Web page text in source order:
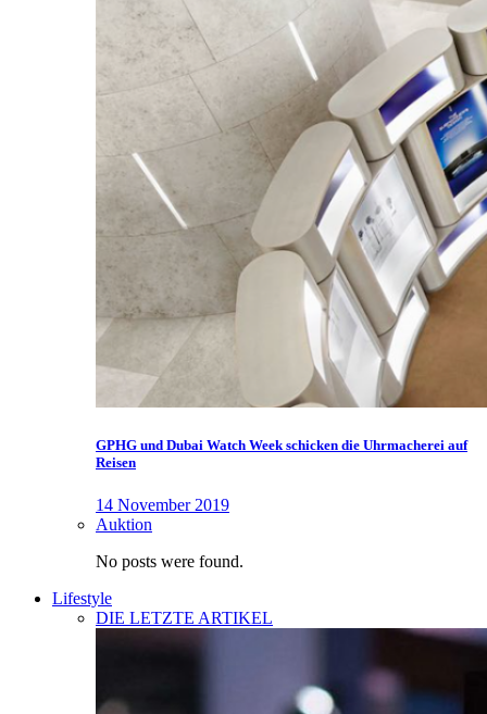
GPHG und Dubai Watch Week schicken die Uhrmacherei auf
Reisen
14 November 2019
Auktion
No posts were found.
Lifestyle
DIE LETZTE ARTIKEL